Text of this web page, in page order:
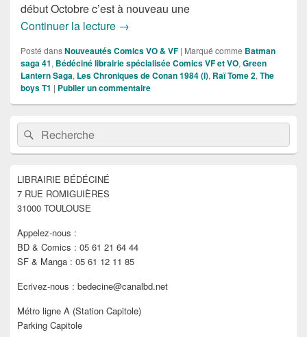
début Octobre c’est à nouveau une
Continuer la lecture Sorties des Comics VF de la semaine
→
Posté dansNouveautés Comics VO & VF | Marqué comme Batman
saga 41, Bédéciné librairie spécialisée Comics VF et VO, Green
Lantern Saga, Les Chroniques de Conan 1984 (I), Raï Tome 2, The
boys T1 | Publier un commentaire
Zone
principale
de
widget
barre
latérale
Recherche :Rechercher
LIBRAIRIE BÉDÉCINÉ
7 RUE ROMIGUIÈRES
31000 TOULOUSE
Appelez-nous :
BD & Comics : 05 61 21 64 44
SF & Manga : 05 61 12 11 85
Ecrivez-nous : bedecine@canalbd.net
Métro ligne A (Station Capitole)
Parking Capitole